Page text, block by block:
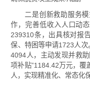
二是创新救助服务
作，完善低收入人口动
239310条，出具核对报
保、特困等申请1723人
4094人，主动发现并救
项补贴”1184.42万元，覆
人，实现精准化、常态化